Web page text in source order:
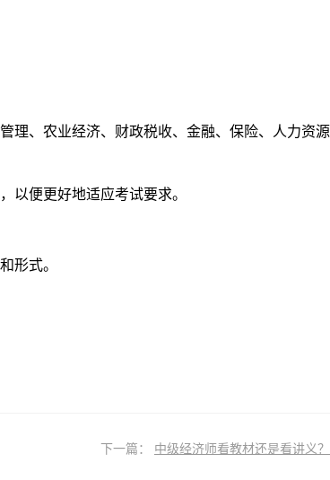
、农业经济、财政税收、金融、保险、人力资源
便更好地适应考试要求。
形式。
下一篇： 中级经济师看教材还是看讲义？